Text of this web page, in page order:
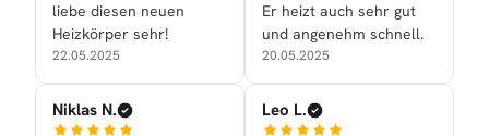
liebe diesen neuen
Heizkörper sehr!
22.05.2025
Niklas N.
Er heizt auch sehr gut
und angenehm schnell.
20.05.2025
Leo L.